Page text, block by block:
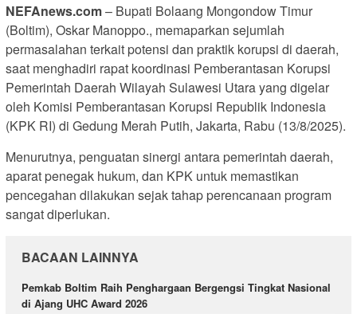
NEFAnews.com– Bupati Bolaang Mongondow Timur
(Boltim), Oskar Manoppo., memaparkan sejumlah
permasalahan terkait potensi dan praktik korupsi di daerah,
saat menghadiri rapat koordinasi Pemberantasan Korupsi
Pemerintah Daerah Wilayah Sulawesi Utara yang digelar
oleh Komisi Pemberantasan Korupsi Republik Indonesia
(KPK RI) di Gedung Merah Putih, Jakarta, Rabu (13/8/2025).
Menurutnya, penguatan sinergi antara pemerintah daerah,
aparat penegak hukum, dan KPK untuk memastikan
pencegahan dilakukan sejak tahap perencanaan program
sangat diperlukan.
BACAAN LAINNYA
Pemkab Boltim Raih Penghargaan Bergengsi Tingkat Nasional
di Ajang UHC Award 2026